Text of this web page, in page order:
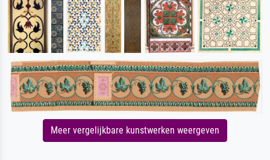
Meer vergelijkbare kunstwerken weergeven